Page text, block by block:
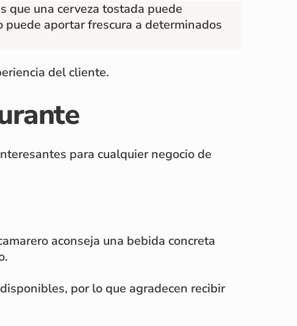
que una cerveza tostada puede
aportar frescura a determinados
del cliente.
para cualquier negocio de
aconseja una bebida concreta
por lo que agradecen recibir